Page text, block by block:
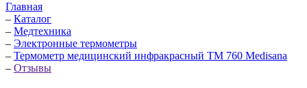
Главная
– Каталог
– Медтехника
– Электронные термометры
– Термометр медицинский инфракрасный TM 760 Medisana
– Отзывы